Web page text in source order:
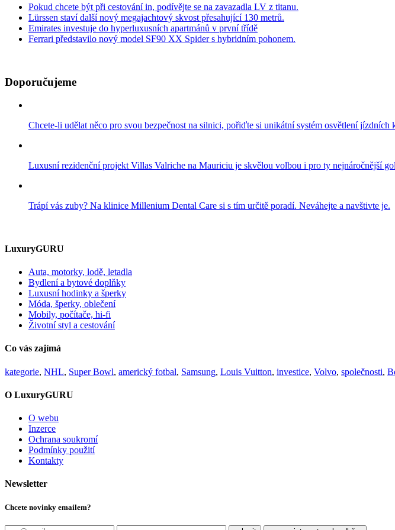
Pokud chcete být při cestování in, podívějte se na zavazadla LV z titanu.
Lürssen staví další nový megajachtový skvost přesahující 130 metrů.
Emirates investuje do hyperluxusních apartmánů v první třídě
Ferrari představilo nový model SF90 XX Spider s hybridním pohonem.
Doporučujeme
Chcete-li udělat něco pro svou bezpečnost na silnici, pořiďte si unikátní systém osvětlení jízdních
Luxusní rezidenční projekt Villas Valriche na Mauriciu je skvělou volbou i pro ty nejnáročnější
Trápí vás zuby? Na klinice Millenium Dental Care si s tím určitě poradí. Neváhejte a navštivte je.
LuxuryGURU
Auta, motorky, lodě, letadla
Bydlení a bytové doplňky
Luxusní hodinky a šperky
Móda, šperky, oblečení
Mobily, počítače, hi-fi
Životní styl a cestování
Co vás zajímá
kategorie, NHL, Super Bowl, americký fotbal, Samsung, Louis Vuitton, investice, Volvo, společnosti,
O LuxuryGURU
O webu
Inzerce
Ochrana soukromí
Podmínky použití
Kontakty
Newsletter
Chcete novinky emailem?